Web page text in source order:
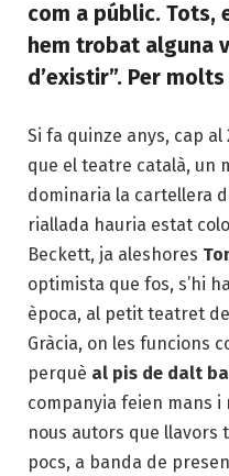
com a públic. Tots,
hem trobat alguna
d’existir”. Per
Si fa quinze anys, cap
que el teatre català, un
dominaria la cartellera
riallada hauria estat
Beckett, ja aleshores
optimista que fos, s’hi
època, al petit teatret
Gràcia, on les funcions
perquè al pis de dalt
companyia feien mans
nous autors que
pocs, a banda de